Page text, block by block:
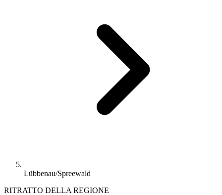
Lübbenau/Spreewald
RITRATTO DELLA REGIONE